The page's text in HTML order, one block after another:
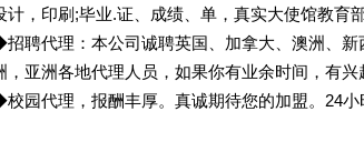
计，印刷;毕业.证、成绩、单，真实大使馆教育
聘代理：本公司诚聘英国、加拿大、澳洲、
，亚洲各地代理人员，如果你有业余时间，有兴
园代理，报酬丰厚。真诚期待您的加盟。24小